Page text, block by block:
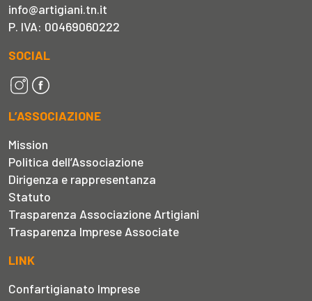
info@artigiani.tn.it
P. IVA: 00469060222
SOCIAL
L’ASSOCIAZIONE
Mission
Politica dell’Associazione
Dirigenza e rappresentanza
Statuto
Trasparenza Associazione Artigiani
Trasparenza Imprese Associate
LINK
Confartigianato Imprese